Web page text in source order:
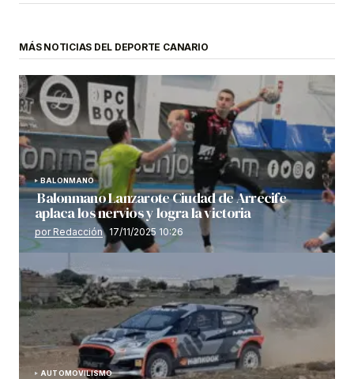
MÁS NOTICIAS DEL DEPORTE CANARIO
BALONMANO
Balonmano Lanzarote Ciudad de Arrecife
aplaca los nervios y logra la victoria
por Redacción 17/11/2025 10:26
AUTOMOVILISMO